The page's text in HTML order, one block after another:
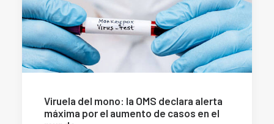
Viruela del mono: la OMS declara alerta
máxima por el aumento de casos en el